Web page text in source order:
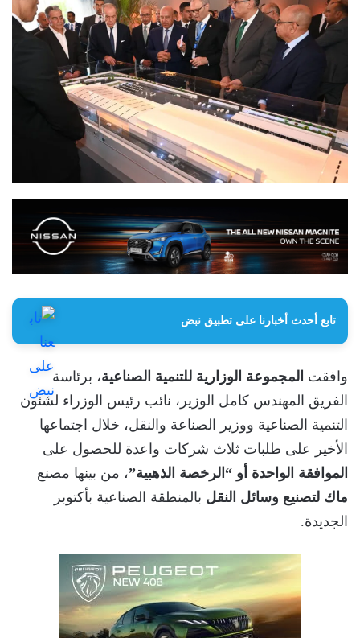
تابع أحدث أخبارنا على تطبيق نبض
وافقت المجموعة الوزارية للتنمية الصناعية، برئاسة
الفريق المهندس كامل الوزير، نائب رئيس الوزراء لشئون
التنمية الصناعية ووزير الصناعة والنقل، خلال اجتماعها
الأخير على طلبات ثلاث شركات واعدة للحصول على
الموافقة الواحدة أو “الرخصة الذهبية”، من بينها مصنع
ماك لتصنيع وسائل النقل بالمنطقة الصناعية بأكتوبر
الجديدة.